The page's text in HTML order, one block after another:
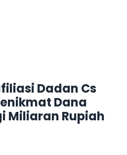
Dadan Cs
Dana
Miliaran Rupiah